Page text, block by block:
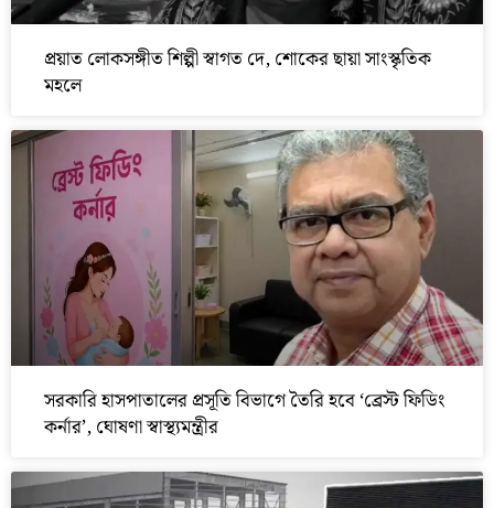
প্রয়াত লোকসঙ্গীত শিল্পী স্বাগত দে, শোকের ছায়া সাংস্কৃতিক
মহলে
সরকারি হাসপাতালের প্রসূতি বিভাগে তৈরি হবে ‘ব্রেস্ট ফিডিং
কর্নার’, ঘোষণা স্বাস্থ্যমন্ত্রীর